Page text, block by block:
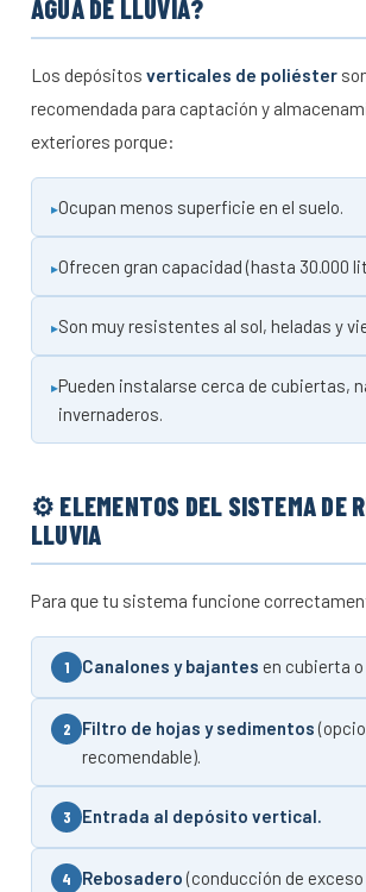
AGUA DE LLUVIA?
Los depósitos verticales de poliéster
recomendada para captación y
exteriores porque:
Ocupan menos superficie en el suelo.
Ofrecen gran capacidad (hasta 30.000
Son muy resistentes al sol, heladas y
Pueden instalarse cerca de cubiertas,
invernaderos.
⚙️ ELEMENTOS DEL SISTEMA DE
LLUVIA
Para que tu sistema funcione
Canalones y bajantes en cubierta
Filtro de hojas y sedimentos
recomendable).
Entrada al depósito vertical.
Rebosadero (conducción de